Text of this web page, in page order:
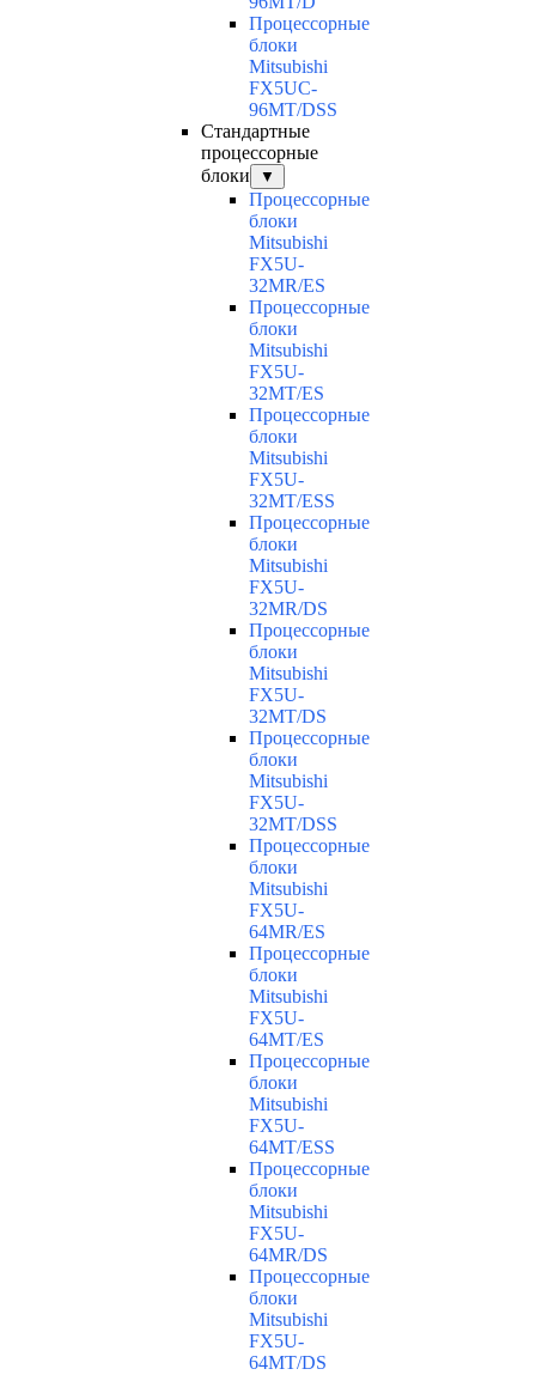
Процессорные
блоки
Mitsubishi
FX5UC-
96MT/DSS
Стандартные
процессорные
блоки
▼
Процессорные
блоки
Mitsubishi
FX5U-
32MR/ES
Процессорные
блоки
Mitsubishi
FX5U-
32MT/ES
Процессорные
блоки
Mitsubishi
FX5U-
32MT/ESS
Процессорные
блоки
Mitsubishi
FX5U-
32MR/DS
Процессорные
блоки
Mitsubishi
FX5U-
32MT/DS
Процессорные
блоки
Mitsubishi
FX5U-
32MT/DSS
Процессорные
блоки
Mitsubishi
FX5U-
64MR/ES
Процессорные
блоки
Mitsubishi
FX5U-
64MT/ES
Процессорные
блоки
Mitsubishi
FX5U-
64MT/ESS
Процессорные
блоки
Mitsubishi
FX5U-
64MR/DS
Процессорные
блоки
Mitsubishi
FX5U-
64MT/DS